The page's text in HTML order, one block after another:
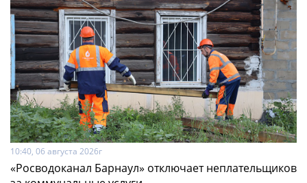
10:40, 06 августа 2026г
«Росводоканал Барнаул» отключает неплательщиков